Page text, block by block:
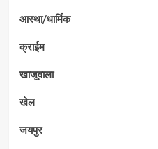
आस्था/धार्मिक
क्राईम
खाजूवाला
खेल
जयपुर